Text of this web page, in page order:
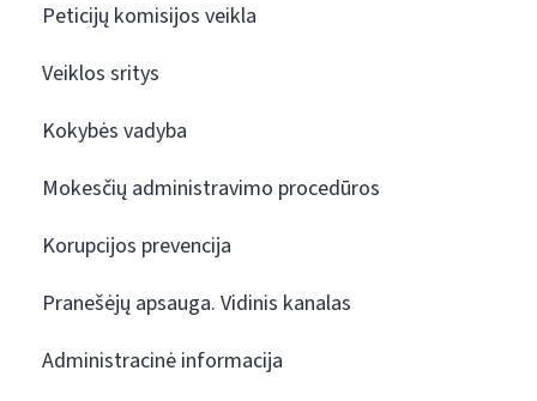
Peticijų komisijos veikla
Veiklos sritys
Kokybės vadyba
Mokesčių administravimo procedūros
Korupcijos prevencija
Pranešėjų apsauga. Vidinis kanalas
Administracinė informacija